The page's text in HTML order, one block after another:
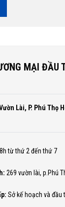
MẠI ĐẦU
Lài, P. Phú Thọ
từ thứ 2 đến thứ 7
269 vườn lài, p.Phú
Sở kế hoạch và đầu